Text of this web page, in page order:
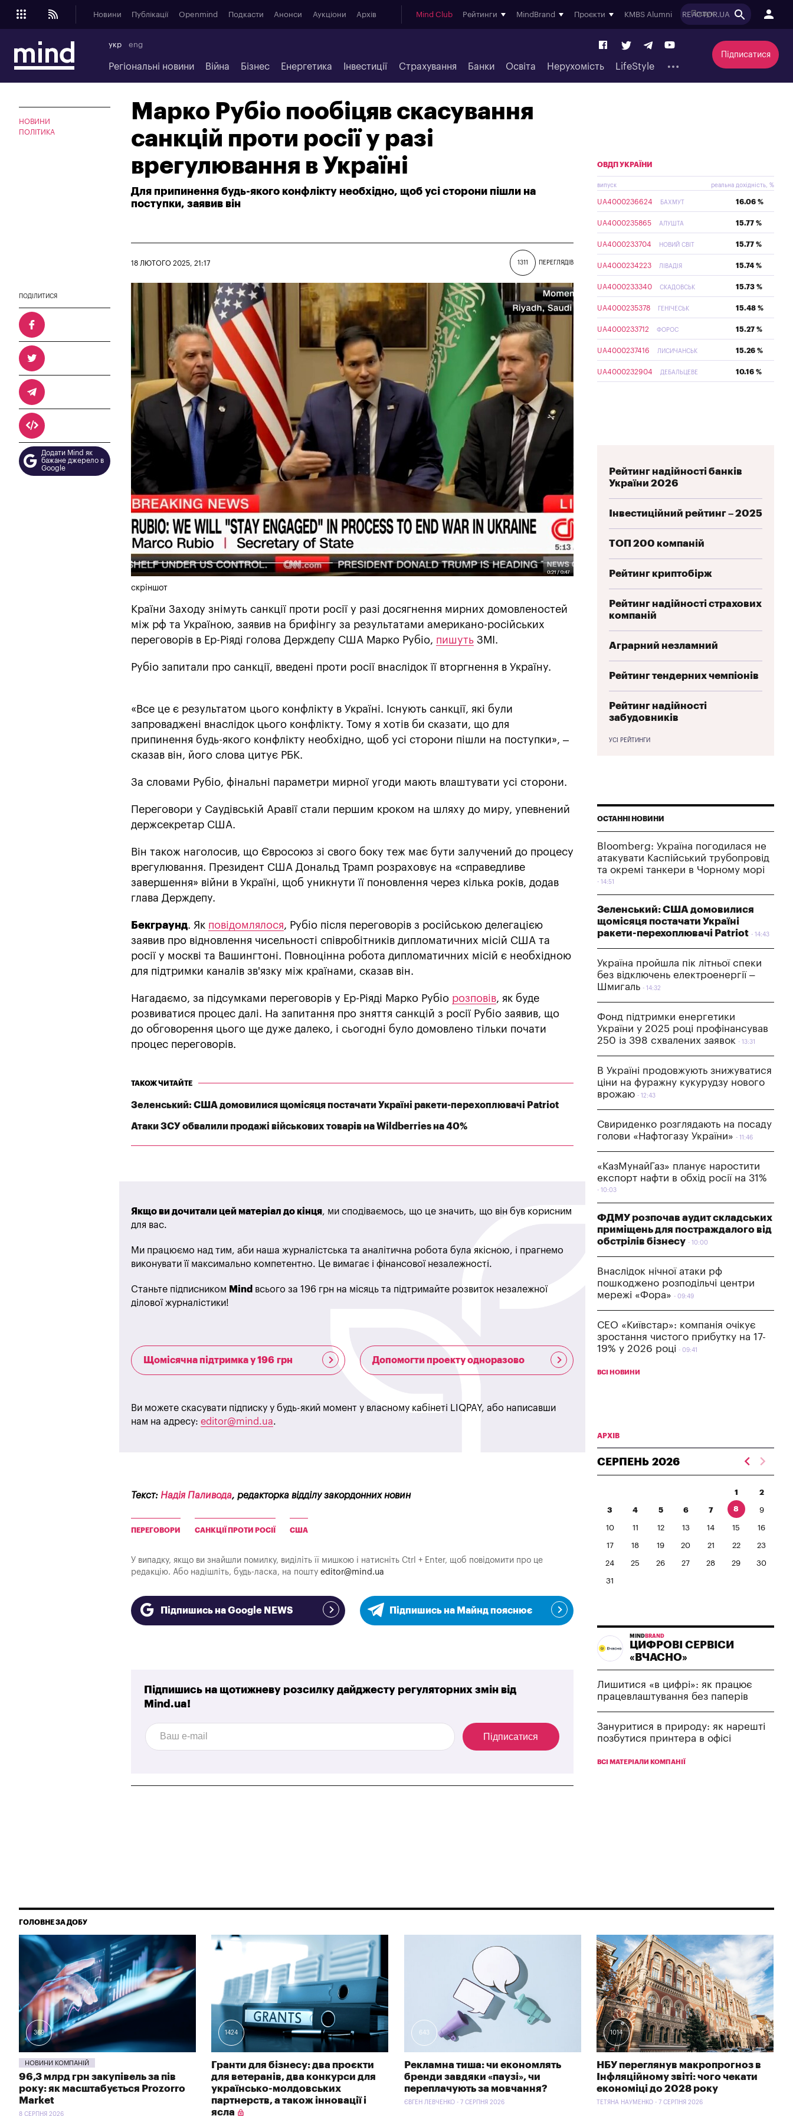
Новини Публікації Openmind Подкасти Анонси Аукціони Архів Mind Club Рейтинги MindBrand Проєкти KMBS Alumni REACTOR.UA
укр eng
Регіональні новини Війна Бізнес Енергетика Інвестиції Страхування Банки Освіта Нерухомість LifeStyle
Підписатися
НОВИНИ
ПОЛІТИКА
Марко Рубіо пообіцяв скасування
санкцій проти росії у разі
врегулювання в Україні
Для припинення будь-якого конфлікту необхідно, щоб усі сторони пішли на
поступки, заявив він
1311 ПЕРЕГЛЯДІВ
18 ЛЮТОГО 2025, 21:17
ПОДІЛИТИСЯ
Додати Mind як
бажане джерело в
Google
скріншот
Країни Заходу знімуть санкції проти росії у разі досягнення мирних домовленостей
між рф та Україною, заявив на брифінгу за результатами американо-російських
переговорів в Ер-Ріяді голова Держдепу США Марко Рубіо, пишуть ЗМІ.
Рубіо запитали про санкції, введені проти росії внаслідок її вторгнення в Україну.
«Все це є результатом цього конфлікту в Україні. Існують санкції, які були
запроваджені внаслідок цього конфлікту. Тому я хотів би сказати, що для
припинення будь-якого конфлікту необхідно, щоб усі сторони пішли на поступки», –
сказав він, його слова цитує РБК.
За словами Рубіо, фінальні параметри мирної угоди мають влаштувати усі сторони.
Переговори у Саудівській Аравії стали першим кроком на шляху до миру, упевнений
держсекретар США.
Він також наголосив, що Євросоюз зі свого боку теж має бути залучений до процесу
врегулювання. Президент США Дональд Трамп розраховує на «справедливе
завершення» війни в Україні, щоб уникнути її поновлення через кілька років, додав
глава Держдепу.
Бекграунд. Як повідомлялося, Рубіо після переговорів з російською делегацією
заявив про відновлення чисельності співробітників дипломатичних місій США та
росії у москві та Вашингтоні. Повноцінна робота дипломатичних місій є необхідною
для підтримки каналів зв'язку між країнами, сказав він.
Нагадаємо, за підсумками переговорів у Ер-Ріяді Марко Рубіо розповів, як буде
розвиватися процес далі. На запитання про зняття санкцій з росії Рубіо заявив, що
до обговорення цього ще дуже далеко, і сьогодні було домовлено тільки почати
процес переговорів.
ТАКОЖ ЧИТАЙТЕ
Зеленський: США домовилися щомісяця постачати Україні ракети-перехоплювачі Patriot
Атаки ЗСУ обвалили продажі військових товарів на Wildberries на 40%
Якщо ви дочитали цей матеріал до кінця, ми сподіваємось, що це значить, що він був корисним
для вас.
Ми працюємо над тим, аби наша журналістська та аналітична робота була якісною, і прагнемо
виконувати її максимально компетентно. Це вимагає і фінансової незалежності.
Станьте підписником Mind всього за 196 грн на місяць та підтримайте розвиток незалежної
ділової журналістики!
Щомісячна підтримка у 196 грн Допомогти проекту одноразово
Ви можете скасувати підписку у будь-який момент у власному кабінеті LIQPAY, або написавши
нам на адресу: editor@mind.ua.
Текст: Надія Паливода, редакторка відділу закордонних новин
ПЕРЕГОВОРИ САНКЦІЇ ПРОТИ РОСІЇ США
У випадку, якщо ви знайшли помилку, виділіть її мишкою і натисніть Ctrl + Enter, щоб повідомити про це
редакцію. Або надішліть, будь-ласка, на пошту editor@mind.ua
Підпишись на Google NEWS Підпишись на Майнд пояснює
Підпишись на щотижневу розсилку дайджесту регуляторних змін від
Mind.ua!
Підписатися
ОВДП УКРАЇНИ
випуск реальна дохідність, %
UA4000236624 БАХМУТ 16.06 %
UA4000235865 АЛУШТА 15.77 %
UA4000233704 НОВИЙ СВІТ 15.77 %
UA4000234223 ЛІВАДІЯ 15.74 %
UA4000233340 СКАДОВСЬК 15.73 %
UA4000235378 ГЕНІЧЕСЬК 15.48 %
UA4000233712 ФОРОС 15.27 %
UA4000237416 ЛИСИЧАНСЬК 15.26 %
UA4000232904 ДЕБАЛЬЦЕВЕ 10.16 %
Рейтинг надійності банків
України 2026
Інвестиційний рейтинг – 2025
ТОП 200 компаній
Рейтинг криптобірж
Рейтинг надійності страхових
компаній
Аграрний незламний
Рейтинг тендерних чемпіонів
Рейтинг надійності
забудовників
УСІ РЕЙТИНГИ
ОСТАННІ НОВИНИ
Bloomberg: Україна погодилася не
атакувати Каспійський трубопровід
та окремі танкери в Чорному морі
14:51
Зеленський: США домовилися
щомісяця постачати Україні
ракети-перехоплювачі Patriot
14:43
Україна пройшла пік літньої спеки
без відключень електроенергії –
Шмигаль
14:32
Фонд підтримки енергетики
України у 2025 році профінансував
250 із 398 схвалених заявок
13:31
В Україні продовжують знижуватися
ціни на фуражну кукурудзу нового
врожаю
12:43
Свириденко розглядають на посаду
голови «Нафтогазу України»
11:46
«КазМунайГаз» планує наростити
експорт нафти в обхід росії на 31%
10:03
ФДМУ розпочав аудит складських
приміщень для постраждалого від
обстрілів бізнесу
10:00
Внаслідок нічної атаки рф
пошкоджено розподільчі центри
мережі «Фора»
09:49
СЕО «Київстар»: компанія очікує
зростання чистого прибутку на 17-
19% у 2026 році
09:41
ВСІ НОВИНИ
АРХІВ
СЕРПЕНЬ 2026
1 2
3 4 5 6 7 8 9
10 11 12 13 14 15 16
17 18 19 20 21 22 23
24 25 26 27 28 29 30
31
MIND BRAND
ЦИФРОВІ СЕРВІСИ
«ВЧАСНО»
Лишитися «в цифрі»: як працює
працевлаштування без паперів
Зануритися в природу: як нарешті
позбутися принтера в офісі
ВСІ МАТЕРІАЛИ КОМПАНІЇ
ГОЛОВНЕ ЗА ДОБУ
369
НОВИНИ КОМПАНІЙ
96,3 млрд грн закупівель за пів
року: як масштабується Prozorro
Market
8 СЕРПНЯ 2026
1424
Гранти для бізнесу: два проєкти
для ветеранів, два конкурси для
українсько-молдовських
партнерств, а також інновації і
ясла
643
Рекламна тиша: чи економлять
бренди завдяки «паузі», чи
переплачують за мовчання?
ЄВГЕН ЛЕВЧЕНКО - 7 СЕРПНЯ 2026
1014
НБУ переглянув макропрогноз в
Інфляційному звіті: чого чекати
економіці до 2028 року
ТЕТЯНА НАУМЕНКО - 7 СЕРПНЯ 2026